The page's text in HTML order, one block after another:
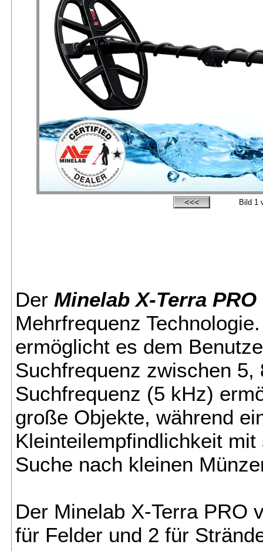
Bild 1
Der Minelab X-Terra PRO
Mehrfrequenz
ermöglicht es dem
Suchfrequenz zwischen
Suchfrequenz (5 kHz)
große Objekte, während
Kleinteilempfindlichkeit
Suche nach kleinen
Der Minelab X-Terra PRO
für Felder und 2 für